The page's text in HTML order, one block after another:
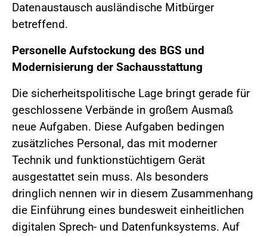
Datenaustausch ausländische Mitbürger
betreffend.
Personelle Aufstockung des BGS und
Modernisierung der Sachausstattung
Die sicherheitspolitische Lage bringt gerade für
geschlossene Verbände in großem Ausmaß
neue Aufgaben. Diese Aufgaben bedingen
zusätzliches Personal, das mit moderner
Technik und funktionstüchtigem Gerät
ausgestattet sein muss. Als besonders
dringlich nennen wir in diesem Zusammenhang
die Einführung eines bundesweit einheitlichen
digitalen Sprech- und Datenfunksystems. Auf